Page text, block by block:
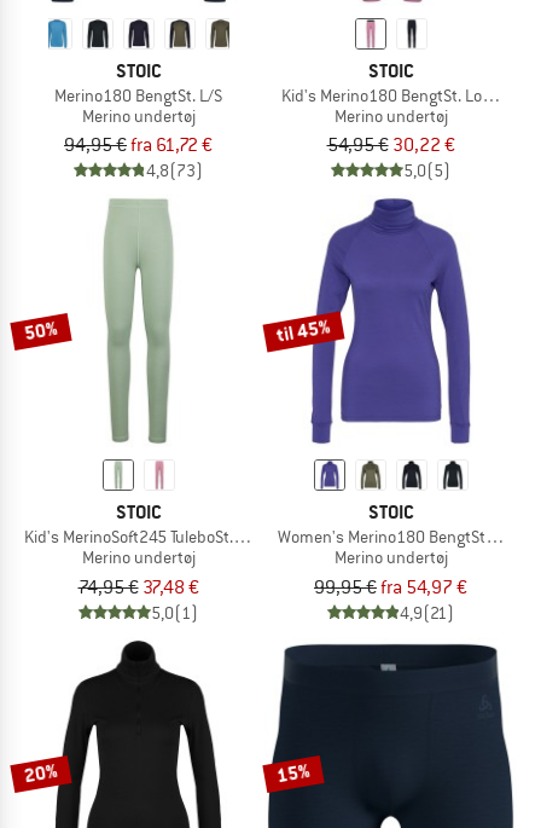
STOIC
Merino180 BengtSt. L/S
Merino undertøj
94,95 €fra 61,72 €
4,8(73)
STOIC
Kid's Merino180 BengtSt. Long
Merino undertøj
54,95 € 30,22 €
5,0(5)
50%
STOIC
Kid's MerinoSoft245 TuleboSt. Long Pants
Merino undertøj
74,95 € 37,48 €
5,0(1)
til 45%
STOIC
Women's Merino180 BengtSt. Turtle
Merino undertøj
99,95 €fra 54,97 €
4,9(21)
20% 15%